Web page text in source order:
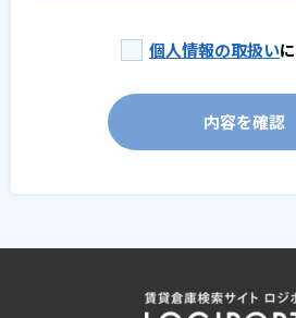
個人情報の取扱い
内容を確認